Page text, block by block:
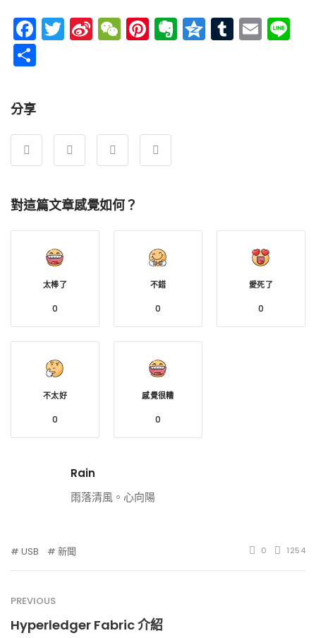
Facebook
Twitter
Sina
Weibo
WeChat
Pinterest
Evernote
Qzone
Tumblr
分享
對這篇文章感覺如何？
太棒了
0
不錯
0
愛死了
0
不太好
0
感覺很糟
0
Rain
雨落清風。心向陽
USB 新聞 0 1254
PREVIOUS
Hyperledger Fabric 介紹